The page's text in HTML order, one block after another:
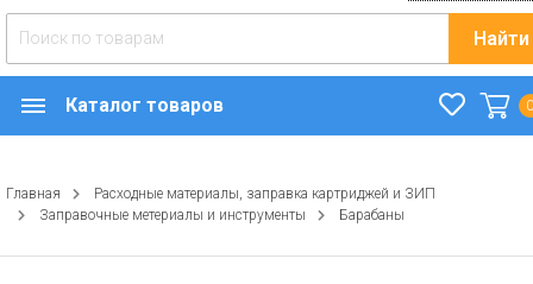
Найти
Каталог товаров
Главная
Расходные материалы, заправка картриджей и ЗИП
Заправочные метериалы и инструменты
Барабаны